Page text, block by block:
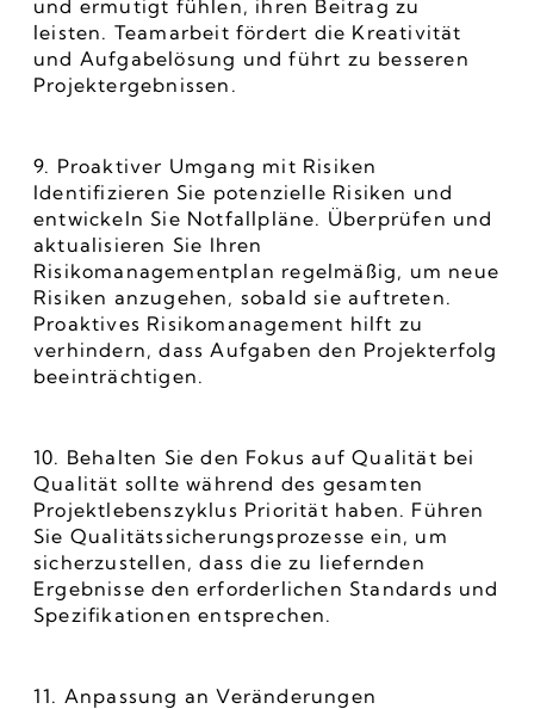
und ermutigt fühlen, ihren Beitrag zu
leisten. Teamarbeit fördert die Kreativität
und Aufgabelösung und führt zu besseren
Projektergebnissen.
9. Proaktiver Umgang mit Risiken
Identifizieren Sie potenzielle Risiken und
entwickeln Sie Notfallpläne. Überprüfen und
aktualisieren Sie Ihren
Risikomanagementplan regelmäßig, um neue
Risiken anzugehen, sobald sie auftreten.
Proaktives Risikomanagement hilft zu
verhindern, dass Aufgaben den Projekterfolg
beeinträchtigen.
10. Behalten Sie den Fokus auf Qualität bei
Qualität sollte während des gesamten
Projektlebenszyklus Priorität haben. Führen
Sie Qualitätssicherungsprozesse ein, um
sicherzustellen, dass die zu liefernden
Ergebnisse den erforderlichen Standards und
Spezifikationen entsprechen.
11. Anpassung an Veränderungen